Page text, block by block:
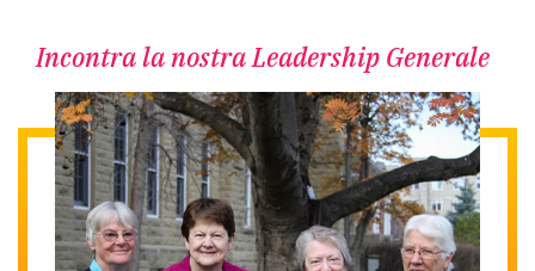
Incontra la nostra Leadership Generale